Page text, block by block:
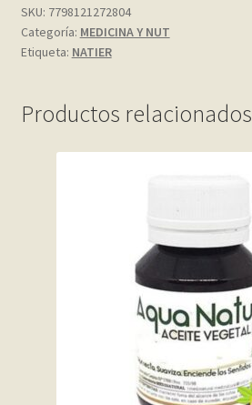
Shop
CAP.
NATIER
cantidad
SKU: 7798121272804
Categoría: MEDICINA Y NUT
Etiqueta: NATIER
Productos relacionados